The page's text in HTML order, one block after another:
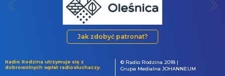
Jak zdobyć patronat?
Radio Rodzina utrzymuje się z
dobrowolnych wpłat radiosłuchaczy.
© Radio Rodzina 2018 |
Grupa Medialna JOHANNEUM